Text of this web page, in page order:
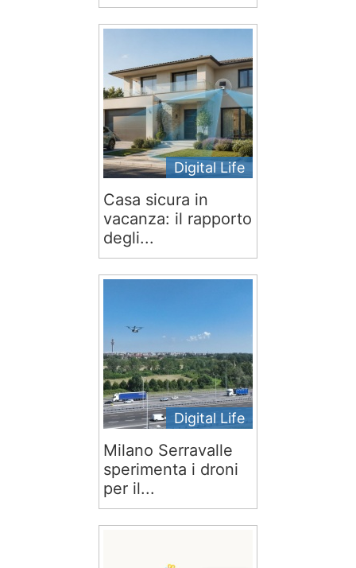
Digital Life
Casa sicura in
vacanza: il rapporto
degli...
Digital Life
Milano Serravalle
sperimenta i droni
per il...